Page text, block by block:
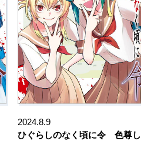
2024.8.9
ひぐらしのなく頃に令 色尊し